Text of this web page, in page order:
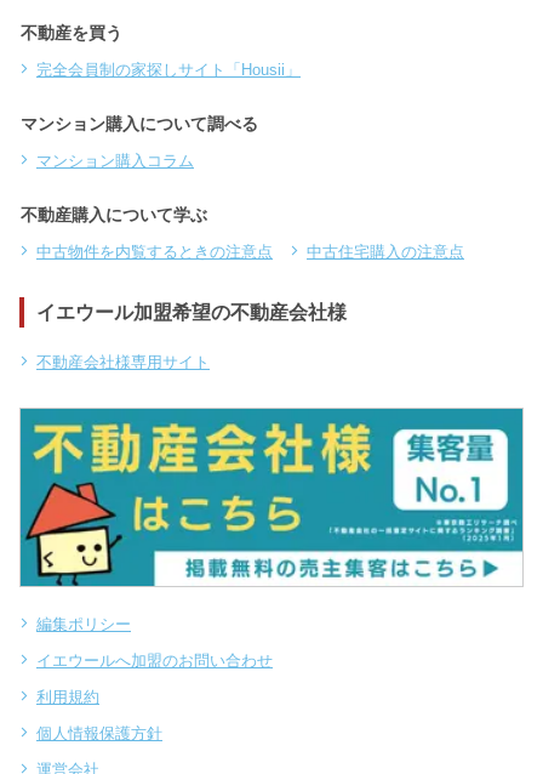
不動産を買う
完全会員制の家探しサイト「Housii」
マンション購入について調べる
マンション購入コラム
不動産購入について学ぶ
中古物件を内覧するときの注意点 中古住宅購入の注意点
イエウール加盟希望の不動産会社様
不動産会社様専用サイト
編集ポリシー
イエウールへ加盟のお問い合わせ
利用規約
個人情報保護方針
運営会社